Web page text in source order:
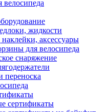
велосипеда
жидкости
аксессуары
для велосипеда
снаряжение
переноска
сертификаты